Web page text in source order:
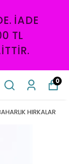
İADE
TL
0
HIRKALAR